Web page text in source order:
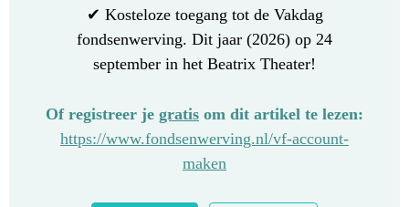
✔ Kosteloze toegang tot de Vakdag
fondsenwerving. Dit jaar (2026) op 24
september in het Beatrix Theater!
Of registreer je gratis om dit artikel te lezen:
https://www.fondsenwerving.nl/vf-account-
maken